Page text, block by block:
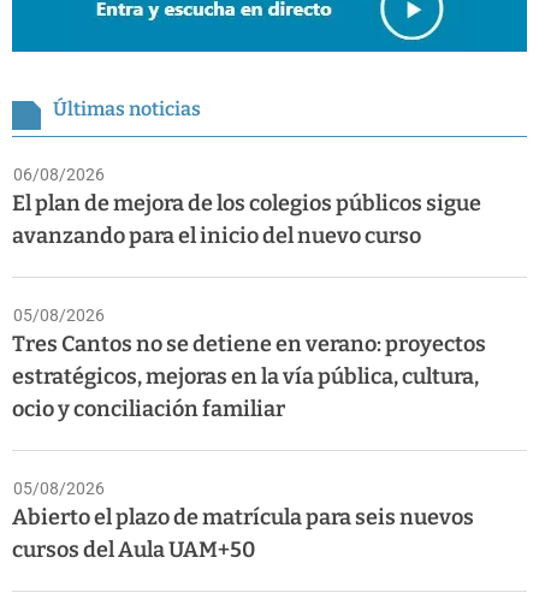
Últimas noticias
06/08/2026
El plan de mejora de los colegios públicos sigue
avanzando para el inicio del nuevo curso
05/08/2026
Tres Cantos no se detiene en verano: proyectos
estratégicos, mejoras en la vía pública, cultura,
ocio y conciliación familiar
05/08/2026
Abierto el plazo de matrícula para seis nuevos
cursos del Aula UAM+50